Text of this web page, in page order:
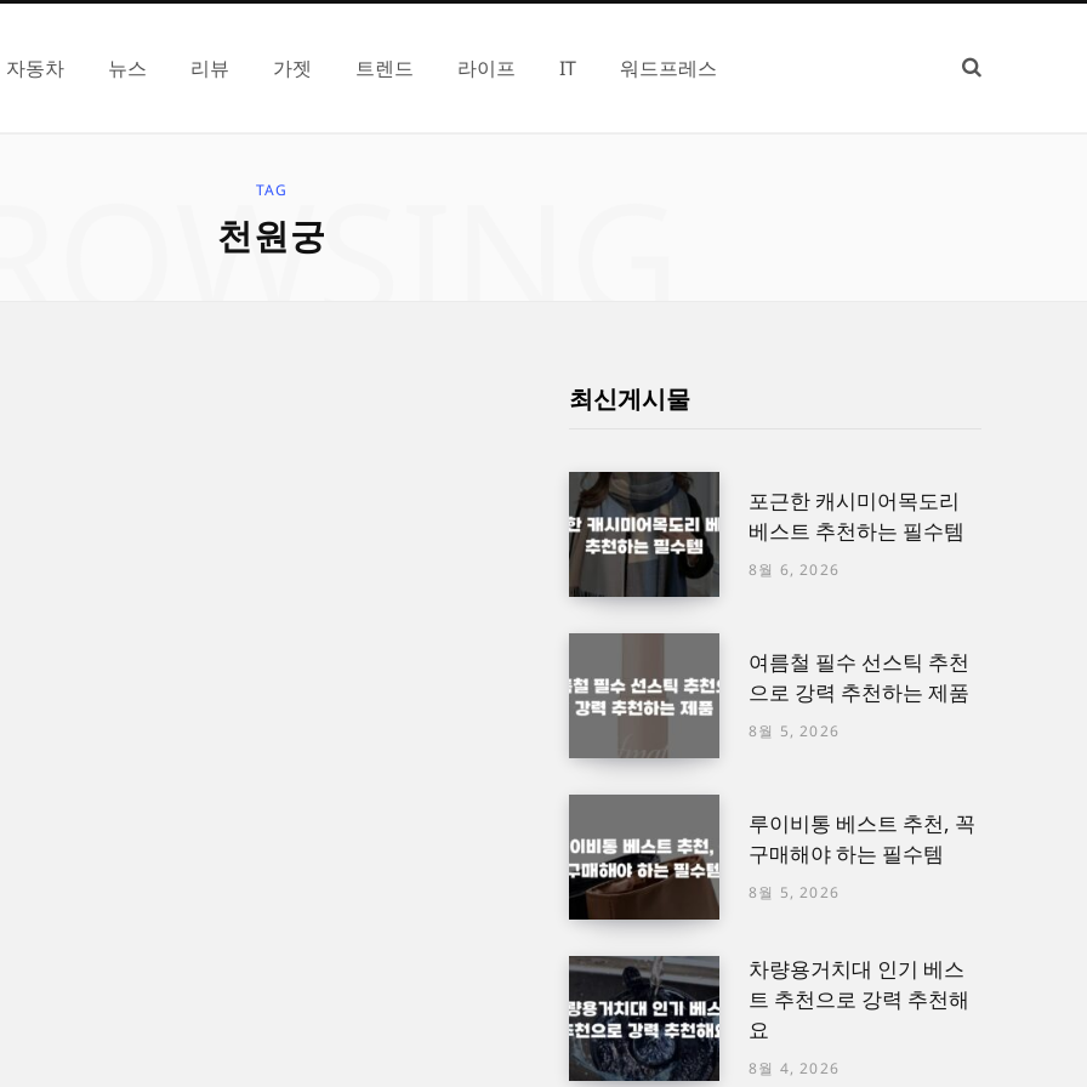
자동차 뉴스 리뷰 가젯 트렌드 라이프 IT 워드프레스
TAG
천원궁
최신게시물
포근한 캐시미어목도리
베스트 추천하는 필수템
8월 6, 2026
여름철 필수 선스틱 추천
으로 강력 추천하는 제품
8월 5, 2026
루이비통 베스트 추천, 꼭
구매해야 하는 필수템
8월 5, 2026
차량용거치대 인기 베스
트 추천으로 강력 추천해
요
8월 4, 2026